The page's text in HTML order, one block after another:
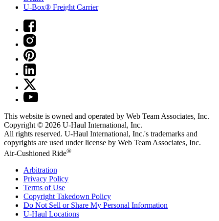
U-Box® Freight Carrier
This website is owned and operated by Web Team Associates, Inc.
Copyright © 2026 U-Haul International, Inc.
All rights reserved. U-Haul International, Inc.'s trademarks and
copyrights are used under license by Web Team Associates, Inc.
Air-Cushioned Ride®
Arbitration
Privacy Policy
Terms of Use
Copyright Takedown Policy
Do Not Sell or Share My Personal Information
U-Haul Locations